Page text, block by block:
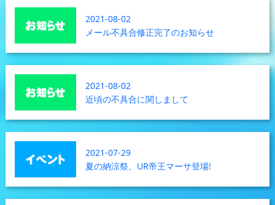
2021-08-02
メール不具合修正完了のお知らせ
2021-08-02
近頃の不具合に関しまして
2021-07-29
夏の納涼祭、UR帝王マーサ登場!